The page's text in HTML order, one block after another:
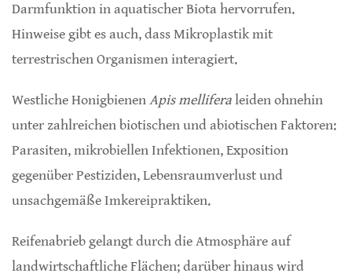
Darmfunktion in aquatischer Biota hervorrufen.
Hinweise gibt es auch, dass Mikroplastik mit
terrestrischen Organismen interagiert.
Westliche HonigbienenApis melliferaleiden ohnehin
unter zahlreichen biotischen und abiotischen Faktoren:
Parasiten, mikrobiellen Infektionen, Exposition
gegenüber Pestiziden, Lebensraumverlust und
unsachgemäße Imkereipraktiken.
Reifenabrieb gelangt durch die Atmosphäre auf
landwirtschaftliche Flächen; darüber hinaus wird